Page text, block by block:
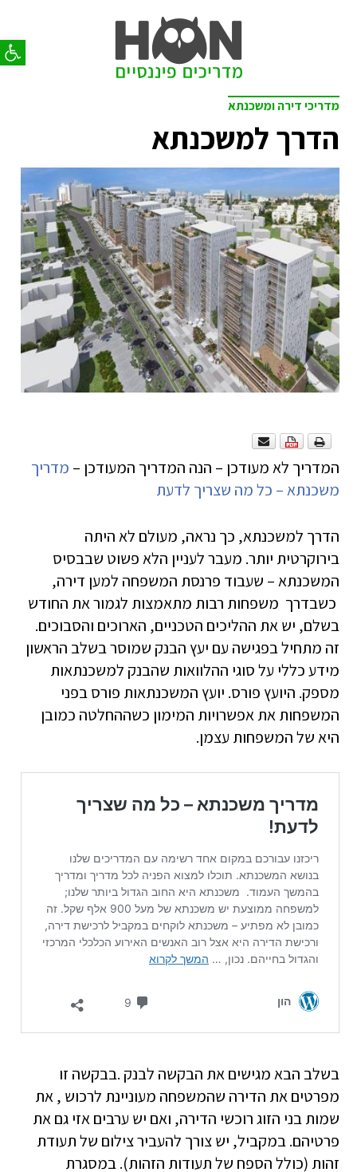
פתח
מדריכי דירה ומשכנתא
הדרך למשכנתא
המדריך לא מעודכן – הנה המדריך המעודכן – מדריך
משכנתא – כל מה שצריך לדעת
הדרך למשכנתא, כך נראה, מעולם לא היתה
בירוקרטית יותר. מעבר לעניין הלא פשוט שבבסיס
המשכנתא – שעבוד פרנסת המשפחה למען דירה,
כשבדרך משפחות רבות מתאמצות לגמור את החודש
בשלם, יש את ההליכים הטכניים, הארוכים והסבוכים.
זה מתחיל בפגישה עם יעץ הבנק שמוסר בשלב הראשון
מידע כללי על סוגי ההלוואות שהבנק למשכנתאות
מספק. היועץ פורס. יועץ המשכנתאות פורס בפני
המשפחות את אפשרויות המימון כשההחלטה כמובן
היא של המשפחות עצמן.
בשלב הבא מגישים את הבקשה לבנק .בבקשה זו
מפרטים את הדירה שהמשפחה מעוניינת לרכוש , את
שמות בני הזוג רוכשי הדירה, ואם יש ערבים אזי גם את
פרטיהם. במקביל, יש צורך להעביר צילום של תעודת
זהות (כולל הספח של תעודות הזהות). במסגרת